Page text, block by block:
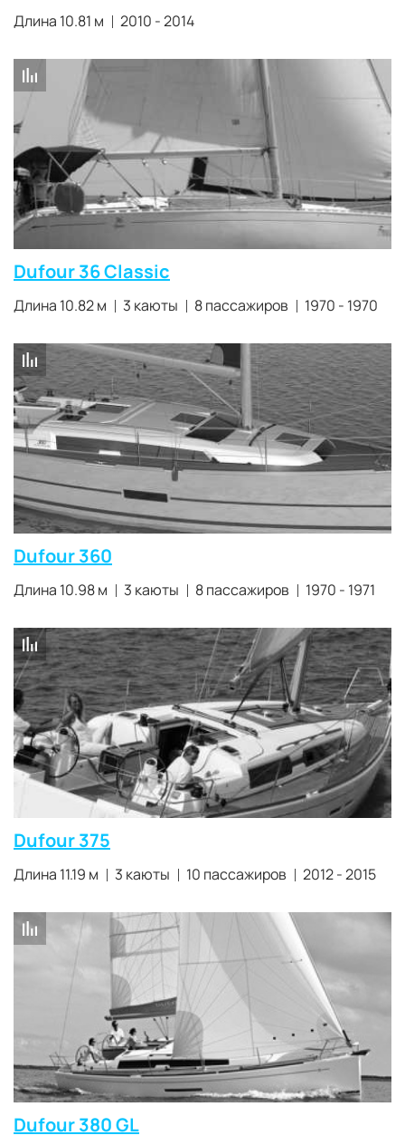
Длина 10.81 м 2010 - 2014
Dufour 36 Classic
Длина 10.82 м 3 каюты 8 пассажиров 1970 - 1970
Dufour 360
Длина 10.98 м 3 каюты 8 пассажиров 1970 - 1971
Dufour 375
Длина 11.19 м 3 каюты 10 пассажиров 2012 - 2015
Dufour 380 GL